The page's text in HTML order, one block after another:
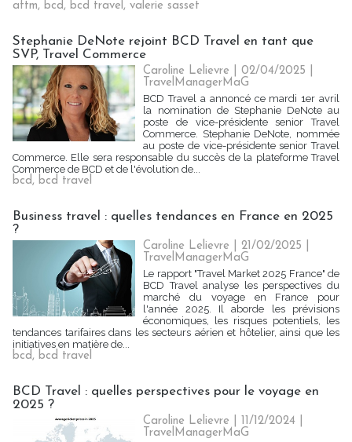
aftm, bcd, bcd travel, valerie sasset
Stephanie DeNote rejoint BCD Travel en tant que
SVP, Travel Commerce
Caroline Lelievre | 02/04/2025
TravelManagerMaG
BCD Travel a annoncé ce mardi 1er avril
la nomination de Stephanie DeNote au
poste de vice-présidente senior Travel
Commerce. Stephanie DeNote, nommée
au poste de vice-présidente senior Travel
Commerce. Elle sera responsable du succès de la plateforme Travel
Commerce de BCD et de l'évolution de...
bcd, bcd travel
Business travel : quelles tendances en France en 2025
?
Caroline Lelievre | 21/02/2025
TravelManagerMaG
Le rapport "Travel Market 2025 France" de
BCD Travel analyse les perspectives du
marché du voyage en France pour
l'année 2025. Il aborde les prévisions
économiques, les risques potentiels, les
tendances tarifaires dans les secteurs aérien et hôtelier, ainsi que les
initiatives en matière de...
bcd, bcd travel
BCD Travel : quelles perspectives pour le voyage en
2025 ?
Caroline Lelievre | 11/12/2024
TravelManagerMaG